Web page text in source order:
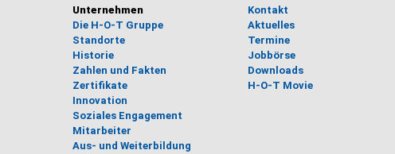
Unternehmen
Die H-O-T Gruppe
Standorte
Historie
Zahlen und Fakten
Zertifikate
Innovation
Soziales Engagement
Mitarbeiter
Aus- und Weiterbildung
Kontakt
Aktuelles
Termine
Jobbörse
Downloads
H-O-T Movie